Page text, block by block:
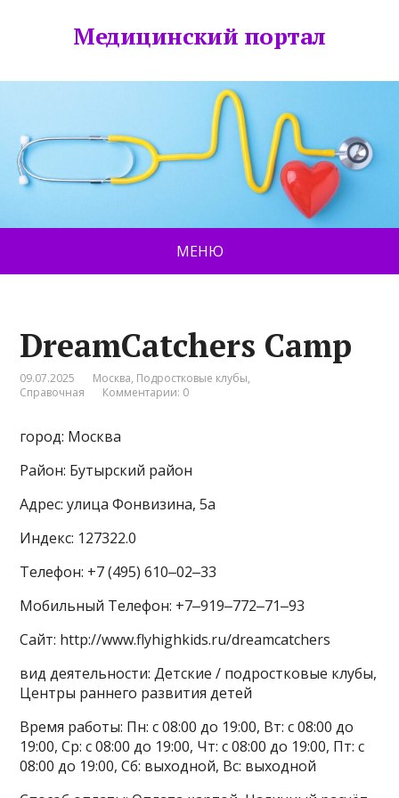
Медицинский портал
МЕНЮ
DreamCatchers Camp
09.07.2025 Москва, Подростковые клубы,
Справочная
Комментарии: 0
город: Москва
Район: Бутырский район
Адрес: улица Фонвизина, 5а
Индекс: 127322.0
Телефон: +7 (495) 610‒02‒33
Мобильный Телефон: +7‒919‒772‒71‒93
Сайт: http://www.flyhighkids.ru/dreamcatchers
вид деятельности: Детские / подростковые клубы,
Центры раннего развития детей
Время работы: Пн: с 08:00 до 19:00, Вт: с 08:00 до
19:00, Ср: с 08:00 до 19:00, Чт: с 08:00 до 19:00, Пт: с
08:00 до 19:00, Сб: выходной, Вс: выходной